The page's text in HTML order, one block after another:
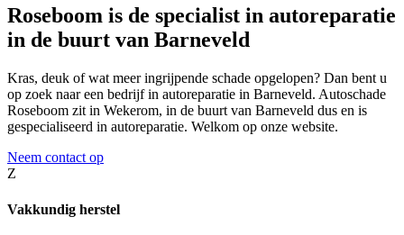
Roseboom is de specialist in autoreparatie
in de buurt van Barneveld
Kras, deuk of wat meer ingrijpende schade opgelopen? Dan bent u
op zoek naar een bedrijf in autoreparatie in Barneveld. Autoschade
Roseboom zit in Wekerom, in de buurt van Barneveld dus en is
gespecialiseerd in autoreparatie. Welkom op onze website.
Neem contact op
Z
Vakkundig herstel